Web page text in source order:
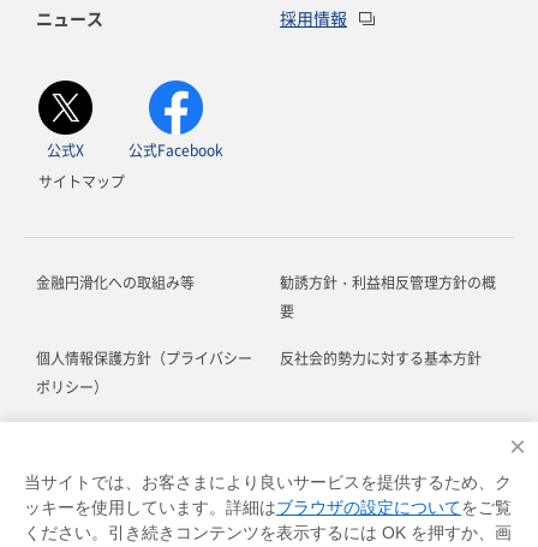
×
当サイトでは、お客さまにより良いサービスを提供するため、ク
ッキーを使用しています。詳細はブラウザの設定についてをご覧
ください。引き続きコンテンツを表示するには OK を押すか、画
ニュース 採用情報
公式X
公式Facebook
サイトマップ
金融円滑化への取組み等
勧誘方針・利益相反管理方針の概
要
個人情報保護方針（プライバシー
ポリシー）
反社会的勢力に対する基本方針
お客さま対応における基本方針 各種規定等